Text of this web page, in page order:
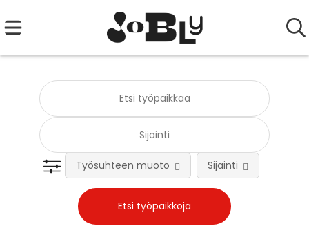
Työsuhteen muoto Sijainti